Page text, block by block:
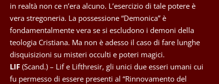
in realtà non ce n’era alcuno. L’esercizio di tale potere è
vera stregoneria. La possessione “Demonica” è
fondamentalmente vera se si escludono i demoni della
teologia Cristiana. Ma non è adesso il caso di fare lunghe
disquisizioni su misteri occulti e poteri magici.
LIF (Scand.) – Lif e Lifthresir, gli unici due esseri umani cui
fu permesso di essere presenti al “Rinnovamento del